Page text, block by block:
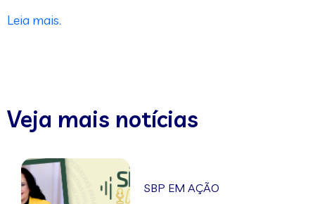
Leia mais.
Veja mais notícias
SBP EM AÇÃO